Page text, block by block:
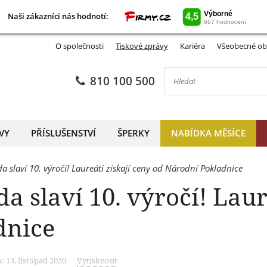
Naši zákazníci nás hodnotí:
O společnosti Tiskové zprávy Kariéra Všeobecné
810 100 500
PŘÍSLUŠENSTVÍ ŠPERKY NABÍDKA MĚSÍCE
slaví 10. výročí! Laureáti získají ceny od Národní Pokladnice
slaví 10. výročí!
13. listopad 2020 Vytisknout
Naši zákazníci nás hodnotí: